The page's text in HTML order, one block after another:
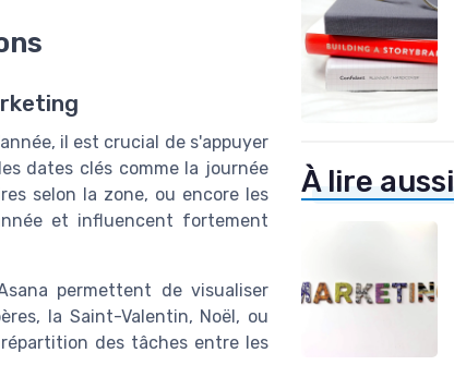
il est crucial de s'appuyer
dates clés comme la journée
selon la zone, ou encore les
et influencent fortement
permettent de visualiser
la Saint-Valentin, Noël, ou
des tâches entre les
À lire aussi